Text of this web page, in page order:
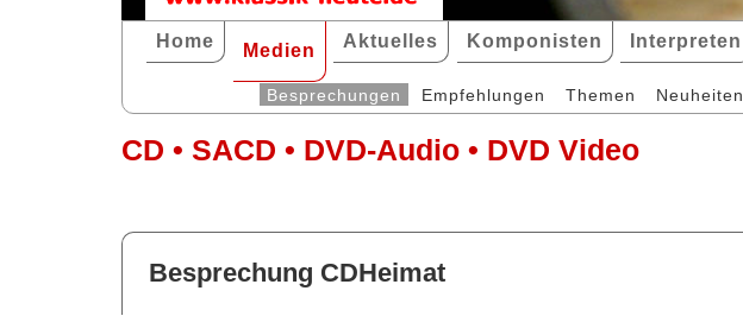
Home Medien Aktuelles Komponisten Interpreten
Besprechungen Empfehlungen Themen Neuheiten
CD • SACD • DVD-Audio • DVD Video
Besprechung CDHeimat